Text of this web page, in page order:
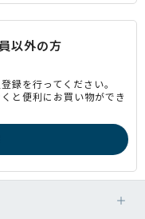
以外の方
録を行ってください。
と便利にお買い物ができ